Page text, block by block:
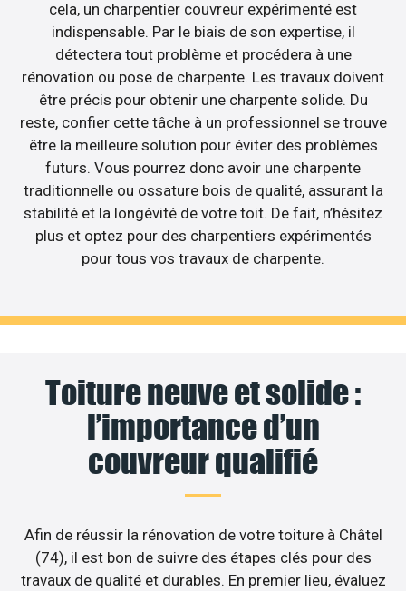
cela, un charpentier couvreur expérimenté est
indispensable. Par le biais de son expertise, il
détectera tout problème et procédera à une
rénovation ou pose de charpente. Les travaux doivent
être précis pour obtenir une charpente solide. Du
reste, confier cette tâche à un professionnel se trouve
être la meilleure solution pour éviter des problèmes
futurs. Vous pourrez donc avoir une charpente
traditionnelle ou ossature bois de qualité, assurant la
stabilité et la longévité de votre toit. De fait, n’hésitez
plus et optez pour des charpentiers expérimentés
pour tous vos travaux de charpente.
Toiture neuve et solide :
l’importance d’un
couvreur qualifié
Afin de réussir la rénovation de votre toiture à Châtel
(74), il est bon de suivre des étapes clés pour des
travaux de qualité et durables. En premier lieu, évaluez